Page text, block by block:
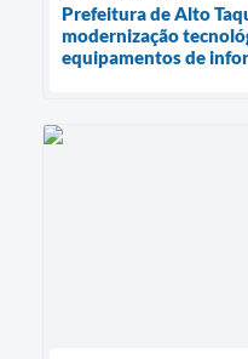
Prefeitura de Alto
modernização
equipamentos de